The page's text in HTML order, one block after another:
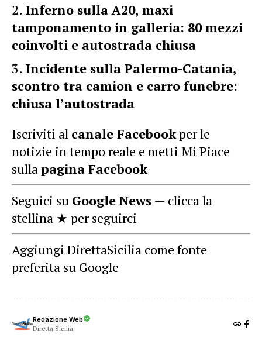
Inferno sulla A20, maxi
tamponamento in galleria: 80 mezzi
coinvolti e autostrada chiusa
Incidente sulla Palermo-Catania,
scontro tra camion e carro funebre:
chiusa l’autostrada
Iscriviti al canale Facebookper le
notizie in tempo reale e metti Mi Piace
sullapagina Facebook
Seguici su Google News — clicca la
stellina ★ per seguirci
Aggiungi DirettaSicilia come fonte
preferita su Google
Redazione Web
Diretta Sicilia